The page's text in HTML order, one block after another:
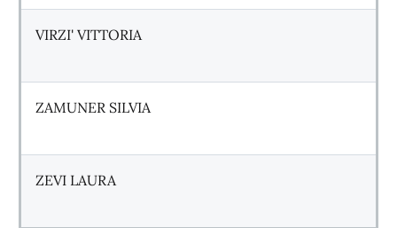
VIRZI' VITTORIA
ZAMUNER SILVIA
ZEVI LAURA